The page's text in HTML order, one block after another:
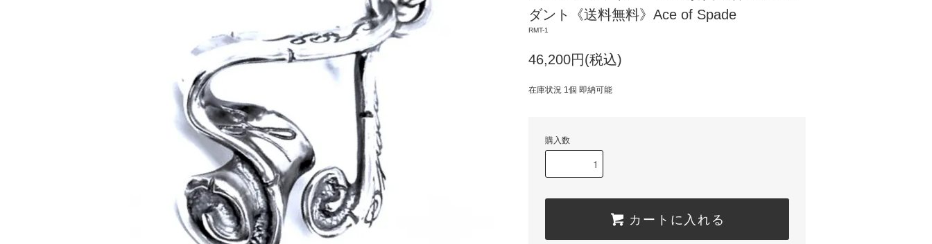
ダント《送料無料》Ace of Spade
RMT-1
46,200円(税込)
在庫状況 1個 即納可能
購入数
カートに入れる